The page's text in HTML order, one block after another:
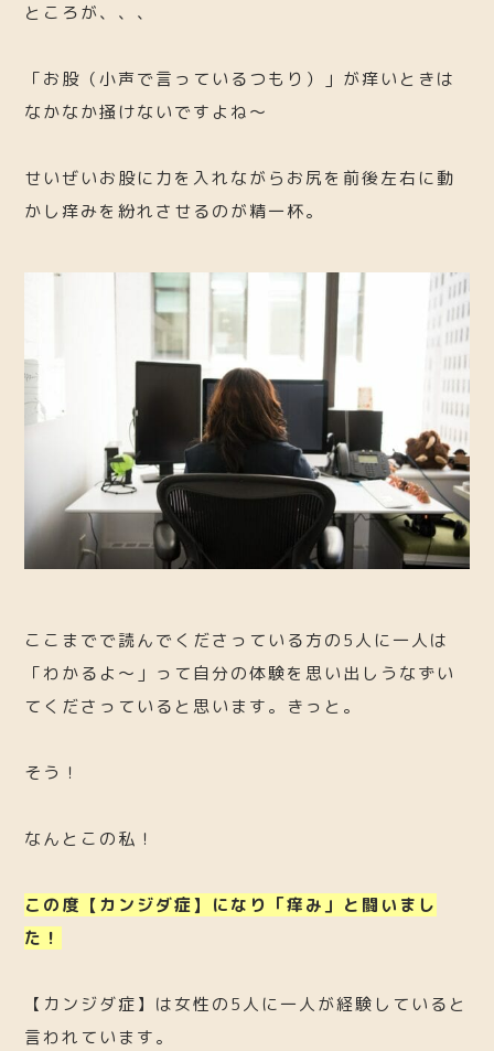
ところが、、、
「お股（小声で言っているつもり）」が痒いときは
なかなか掻けないですよね～
せいぜいお股に力を入れながらお尻を前後左右に動
かし痒みを紛れさせるのが精一杯。
ここまでで読んでくださっている方の5人に一人は
「わかるよ〜」って自分の体験を思い出しうなずい
てくださっていると思います。きっと。
そう！
なんとこの私！
この度【カンジダ症】になり「痒み」と闘いまし
た！
【カンジダ症】は女性の5人に一人が経験していると
言われています。